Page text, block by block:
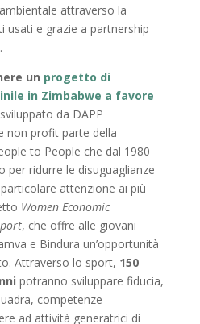
attraverso la
usati e grazie a partnership
un progetto di
in Zimbabwe a favore
sviluppato da DAPP
non profit parte della
to People che dal 1980
per ridurre le disuguaglianze
attenzione ai più
Women Economic
, che offre alle giovani
e Bindura un’opportunità
Attraverso lo sport, 150
potranno sviluppare fiducia,
competenze
ad attività generatrici di